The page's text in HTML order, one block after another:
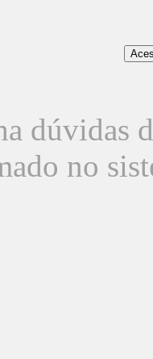
dúvidas
no